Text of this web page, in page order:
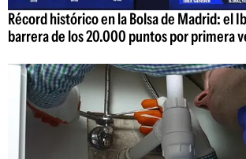
Récord histórico en la Bolsa de Madrid: el
barrera de los 20.000 puntos por primera